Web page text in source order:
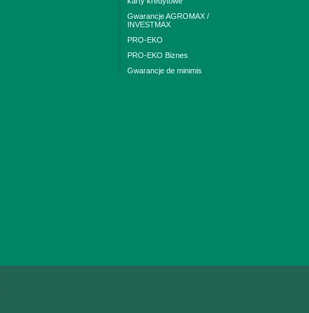
Gwarancje AGROMAX /
INVESTMAX
PRO-EKO
PRO-EKO Biznes
Gwarancje de minimis